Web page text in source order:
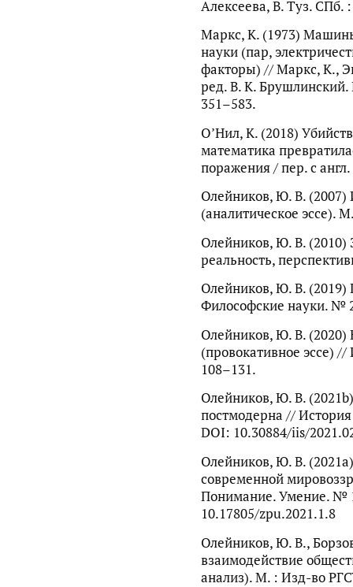
Алексеева, В. Туз. СПб.
Маркс, К. (1973)
науки (пар,
факторы) // Маркс, К.,
ред. В. К. Брушлинский.
351–583.
О’Нил, К. (2018)
математика
поражения / пер. с
Олейников, Ю. В.
(аналитическое эссе).
Олейников, Ю. В. (2010)
реальность,
Олейников, Ю. В. (2019)
Философские науки. №
Олейников, Ю. В. (2020)
(провокативное эссе)
108–131.
Олейников, Ю. В.
постмодерна //
DOI: 10.30884/iis/
Олейников, Ю. В.
современной
Понимание. Умение. №
10.17805/zpu.2021.1.8
Олейников, Ю. В.,
взаимодействие
анализ). М. : Изд-во